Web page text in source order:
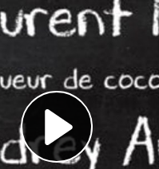
Play
Video